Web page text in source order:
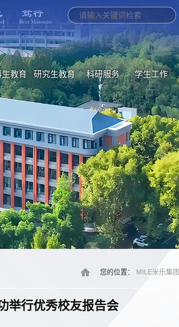
生教育 研究生教育 科研服务 学生工作
您的位置： MILE米乐集团
举行优秀校友报告会